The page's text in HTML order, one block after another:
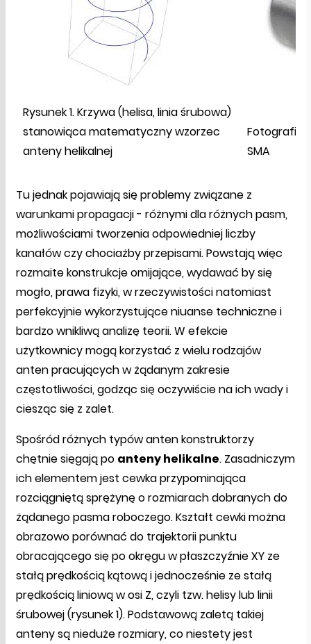
Rysunek 1. Krzywa (helisa, linia śrubowa)
stanowiąca matematyczny wzorzec
anteny helikalnej
Fotografia
SMA
Tu jednak pojawiają się problemy związane z
warunkami propagacji - różnymi dla różnych pasm,
możliwościami tworzenia odpowiedniej liczby
kanałów czy chociażby przepisami. Powstają więc
rozmaite konstrukcje omijające, wydawać by się
mogło, prawa fizyki, w rzeczywistości natomiast
perfekcyjnie wykorzystujące niuanse techniczne i
bardzo wnikliwą analizę teorii. W efekcie
użytkownicy mogą korzystać z wielu rodzajów
anten pracujących w żądanym zakresie
częstotliwości, godząc się oczywiście na ich wady i
ciesząc się z zalet.
Spośród różnych typów anten konstruktorzy
chętnie sięgają po anteny helikalne. Zasadniczym
ich elementem jest cewka przypominająca
rozciągniętą sprężynę o rozmiarach dobranych do
żądanego pasma roboczego. Kształt cewki można
obrazowo porównać do trajektorii punktu
obracającego się po okręgu w płaszczyźnie XY ze
stałą prędkością kątową i jednocześnie ze stałą
prędkością liniową w osi Z, czyli tzw. helisy lub linii
śrubowej (rysunek 1). Podstawową zaletą takiej
anteny są nieduże rozmiary, co niestety jest